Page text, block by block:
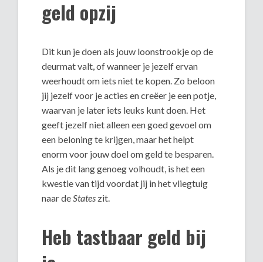
geld opzij
Dit kun je doen als jouw loonstrookje op de
deurmat valt, of wanneer je jezelf ervan
weerhoudt om iets niet te kopen. Zo beloon
jij jezelf voor je acties en creëer je een potje,
waarvan je later iets leuks kunt doen. Het
geeft jezelf niet alleen een goed gevoel om
een beloning te krijgen, maar het helpt
enorm voor jouw doel om geld te besparen.
Als je dit lang genoeg volhoudt, is het een
kwestie van tijd voordat jij in het vliegtuig
naar deStates zit.
Heb tastbaar geld bij